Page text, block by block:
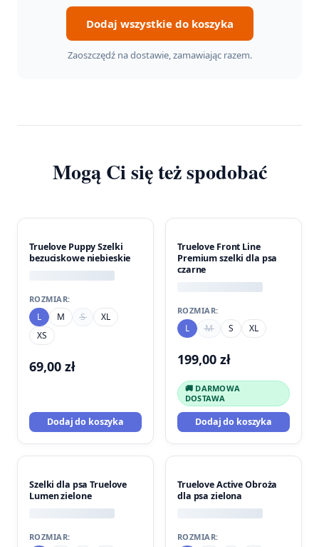
Dodaj wszystkie do koszyka
Zaoszczędź na dostawie, zamawiając razem.
Mogą Ci się też spodobać
Truelove Puppy Szelki
bezuciskowe niebieskie
ROZMIAR:
L M S
XL
XS
69,00 zł
Dodaj do koszyka
Truelove Front Line
Premium szelki dla psa
czarne
ROZMIAR:
L M S XL
199,00 zł
🚚 DARMOWA
DOSTAWA
Dodaj do koszyka
Szelki dla psa Truelove
Lumen zielone
ROZMIAR:
Truelove Active Obroża
dla psa zielona
ROZMIAR: